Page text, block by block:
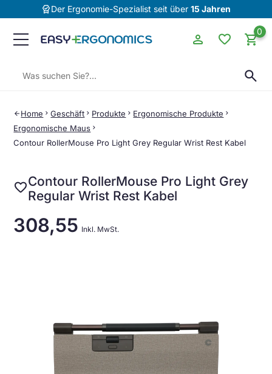
editor_choiceDer Ergonomie-Spezialist seit über 15 Jahren
search
person favorite 0
shopping_cart
arrow_back Home chevron_rightGeschäft chevron_right Produkte chevron_right Ergonomische Produkte chevron_right
Ergonomische Maus chevron_right
Contour RollerMouse Pro Light Grey Regular Wrist Rest Kabel
favoriteContour RollerMouse Pro Light Grey
Regular Wrist Rest Kabel
308,55 Inkl. MwSt.